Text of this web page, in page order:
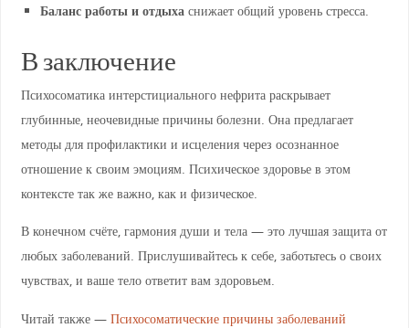
Баланс работы и отдыха снижает общий уровень стресса.
В заключение
Психосоматика интерстициального нефрита раскрывает
глубинные, неочевидные причины болезни. Она предлагает
методы для профилактики и исцеления через осознанное
отношение к своим эмоциям. Психическое здоровье в этом
контексте так же важно, как и физическое.
В конечном счёте, гармония души и тела — это лучшая защита от
любых заболеваний. Прислушивайтесь к себе, заботьтесь о своих
чувствах, и ваше тело ответит вам здоровьем.
Читай также — Психосоматические причины заболеваний